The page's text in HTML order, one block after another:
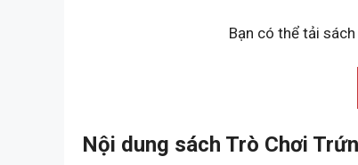
Bạn có thể tải
Nội dung sách Trò Chơi